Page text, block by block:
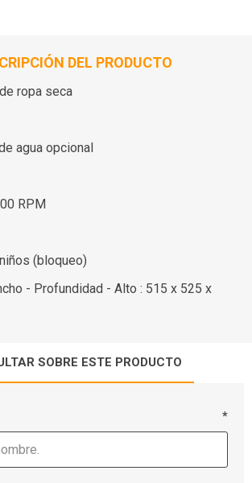
DEL PRODUCTO
ropa seca
agua opcional
RPM
(bloqueo)
- Profundidad - Alto : 515 x 525 x
SOBRE ESTE PRODUCTO
*